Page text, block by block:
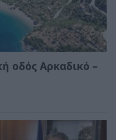
οδός Αρκαδικό –